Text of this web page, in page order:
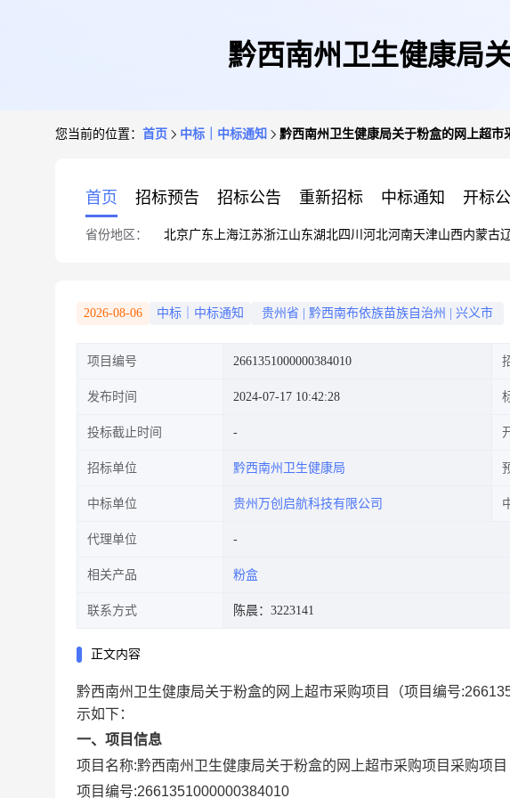
黔西南州卫生健康局
您当前的位置： 首页 中标｜中标通知 黔西南州卫生健康局关于粉盒的网上超市
首页 招标预告 招标公告 重新招标 中标通知 开标
省份地区： 北京广东 上海江苏浙江山东湖北四川 河北河南天津山西内蒙古
2026-08-06 中标｜中标通知 贵州省 黔西南布依族苗族自治州 兴义市
项目编号 2661351000000384010
发布时间 2024-07-17 10:42:28
投标截止时间
招标单位 黔西南州卫生健康局
中标单位 贵州万创启航科技有限公司
代理单位
相关产品 粉盒
联系方式 陈晨：3223141
正文内容
黔西南州卫生健康局关于粉盒的网上超市采购项目 （项目编号:
示如下：
一、项目信息
项目名称:黔西南州卫生健康局关于粉盒的网上超市采购项目 采购项目
项目编号:2661351000000384010